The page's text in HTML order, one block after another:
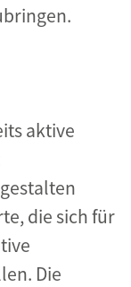
aktive
gestalten
die sich für
Die